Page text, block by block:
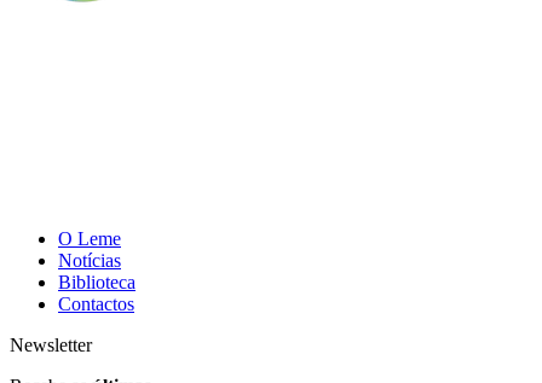
O Leme
Notícias
Biblioteca
Contactos
Newsletter